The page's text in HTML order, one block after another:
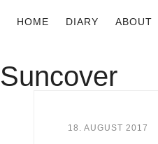
HOME DIARY ABOUT
Suncover
18. AUGUST 2017